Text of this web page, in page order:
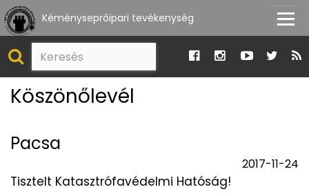
Kéményseprőipari tevékenység
Köszönőlevél
Pacsa
2017-11-24
Tisztelt Katasztrófavédelmi Hatóság!